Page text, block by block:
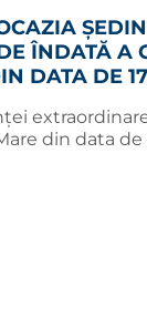
ÎNDATĂ A
DATA DE
din data de